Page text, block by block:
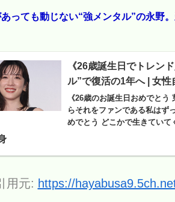
っても動じない“強メンタル”の永野
《26歳誕生日でトレン
ル”で復活の1年へ | 女性
《26歳のお誕生日おめでと
らそれをファンである私はず
めでとう どこかで生きていて
（26）。Xでは熱
用元: https://